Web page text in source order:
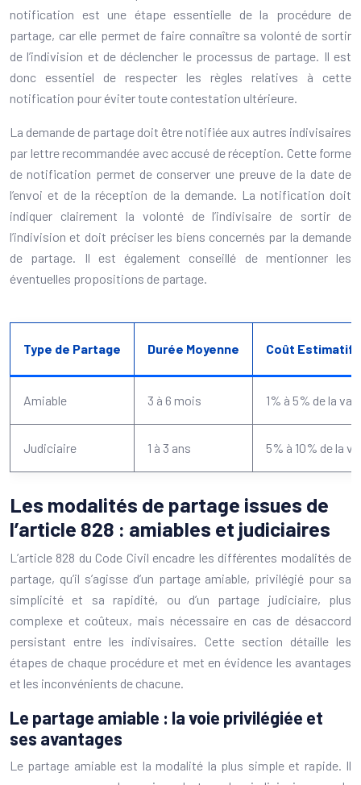
notification est une étape essentielle de la procédure de
partage, car elle permet de faire connaître sa volonté de sortir
de l’indivision et de déclencher le processus de partage. Il est
donc essentiel de respecter les règles relatives à cette
notification pour éviter toute contestation ultérieure.
La demande de partage doit être notifiée aux autres indivisaires
par lettre recommandée avec accusé de réception. Cette forme
de notification permet de conserver une preuve de la date de
l’envoi et de la réception de la demande. La notification doit
indiquer clairement la volonté de l’indivisaire de sortir de
l’indivision et doit préciser les biens concernés par la demande
de partage. Il est également conseillé de mentionner les
éventuelles propositions de partage.
Type de Partage Durée Moyenne Coût Estimatif
Amiable 3 à 6 mois 1% à 5% de la
Judiciaire 1 à 3 ans 5% à 10% de la
Les modalités de partage issues de
l’article 828 : amiables et judiciaires
L’article 828 du Code Civil encadre les différentes modalités de
partage, qu’il s’agisse d’un partage amiable, privilégié pour sa
simplicité et sa rapidité, ou d’un partage judiciaire, plus
complexe et coûteux, mais nécessaire en cas de désaccord
persistant entre les indivisaires. Cette section détaille les
étapes de chaque procédure et met en évidence les avantages
et les inconvénients de chacune.
Le partage amiable : la voie privilégiée et
ses avantages
Le partage amiable est la modalité la plus simple et rapide. Il